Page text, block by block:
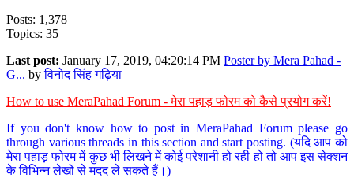
Posts: 1,378
Topics: 35
Last post: January 17, 2019, 04:20:14 PM Poster by Mera Pahad -
G... byविनोद सिंह गढ़िया
How to use MeraPahad Forum - मेरा पहाड़ फोरम को कैसे प्रयोग करें!
If you don't know how to post in MeraPahad Forum please go
through various threads in this section and start posting. (यदि आप को
मेरा पहाड़ फोरम में कुछ भी लिखने में कोई परेशानी हो रही हो तो आप इस सेक्शन
के विभिन्न लेखों से मदद ले सकते हैं।)